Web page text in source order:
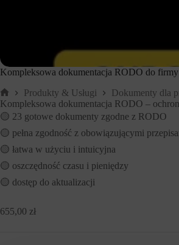
Kompleksowa dokumentacja RODO do firmy
Strona
główna
Produkty & Usługi Dokumenty dla
Kompleksowa dokumentacja RODO –
🟡 23 gotowe dokumenty zgodne z RODO
🟡 pełna zgodność z obowiązującymi
🟡 łatwa w użyciu i intuicyjna
🟡 oszczędność czasu i pieniędzy
🟡 dostęp do aktualizacji
655,00 zł